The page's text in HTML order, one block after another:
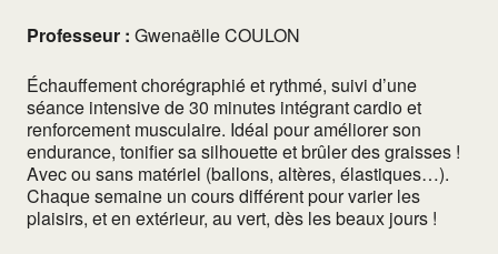
Professeur : Gwenaëlle COULON
Échauffement chorégraphié et rythmé, suivi d’une
séance intensive de 30 minutes intégrant cardio et
renforcement musculaire. Idéal pour améliorer son
endurance, tonifier sa silhouette et brûler des graisses !
Avec ou sans matériel (ballons, altères, élastiques…).
Chaque semaine un cours différent pour varier les
plaisirs, et en extérieur, au vert, dès les beaux jours !